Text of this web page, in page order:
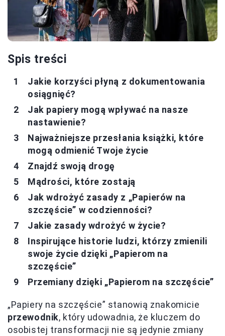
Spis treści
Jakie korzyści płyną z dokumentowania
osiągnięć?
Jak papiery mogą wpływać na nasze
nastawienie?
Najważniejsze przesłania książki, które
mogą odmienić Twoje życie
Znajdź swoją drogę
Mądrości, które zostają
Jak wdrożyć zasady z „Papierów na
szczęście” w codzienności?
Jakie zasady wdrożyć w życie?
Inspirujące historie ludzi, którzy zmienili
swoje życie dzięki „Papierom na
szczęście”
Przemiany dzięki „Papierom na szczęście”
„Papiery na szczęście” stanowią znakomicie
przewodnik, który udowadnia, że kluczem do
osobistej transformacji nie są jedynie zmiany